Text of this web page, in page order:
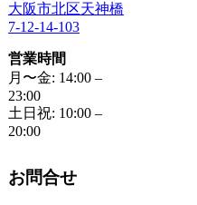
大阪市北区天神橋
7-12-14-103
営業時間
月〜金: 14:00 –
23:00
土日祝: 10:00 –
20:00
お問合せ